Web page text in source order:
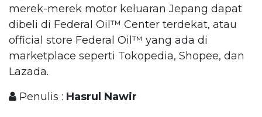
merek-merek motor keluaran Jepang dapat
dibeli di Federal Oil™️ Center terdekat, atau
official store Federal Oil™️ yang ada di
marketplace seperti Tokopedia, Shopee, dan
Lazada.
Penulis : Hasrul Nawir